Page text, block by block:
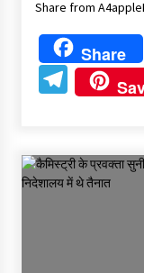
Share from
Share